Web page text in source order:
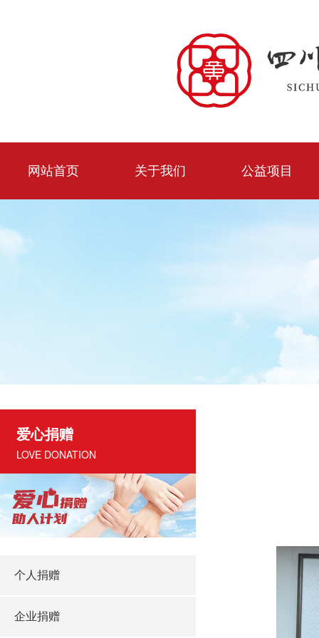
爱心捐赠
LOVE DONATION
个人捐赠
企业捐赠
网站首页 关于我们 公益项目